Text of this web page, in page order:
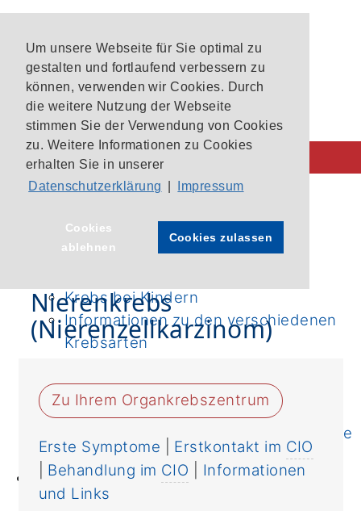
Um unsere Webseite für Sie optimal zu
gestalten und fortlaufend verbessern zu
können, verwenden wir Cookies. Durch
die weitere Nutzung der Webseite
stimmen Sie der Verwendung von Cookies
zu. Weitere Informationen zu Cookies
erhalten Sie in unserer
Datenschutzerklärung
Impressum
Cookies
ablehnen
Cookies zulassen
CIO-Patientenlotsen
Unsere Krebszentren
Krebs bei Kindern
Informationen zu den verschiedenen
Krebsarten
von A biz Z
Immuntherapie
Unterstützende Therapien & Angebote
Onkologische Fachpflege
Prävention
Ernährung
Startseite Nierenkrebs
Nierenkrebs
(Nierenzellkarzinom)
Zu Ihrem Organkrebszentrum
Erste Symptome Erstkontakt im CIO
Behandlung im CIO
Informationen
und Links